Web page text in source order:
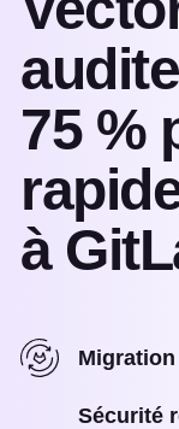
75 %
à
Sécurité